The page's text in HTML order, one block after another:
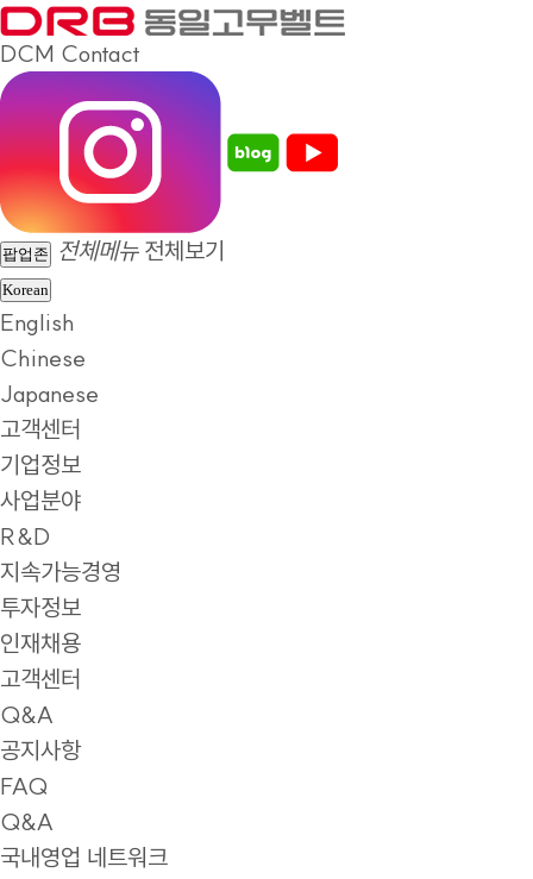
DCM Contact
팝업존 전체메뉴 전체보기
Korean
English
Chinese
Japanese
고객센터
기업정보
사업분야
R&D
지속가능경영
투자정보
인재채용
고객센터
Q&A
공지사항
FAQ
Q&A
국내영업 네트워크